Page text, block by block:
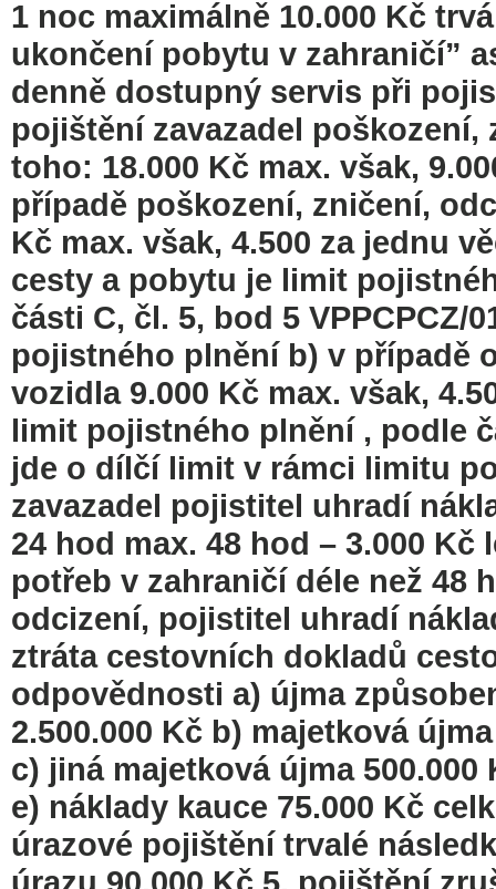
1 noc maximálně 10.000 Kč
ukončení pobytu v zahraničí”
denně dostupný servis při
pojištění zavazadel poškození,
toho: 18.000 Kč max. však,
případě poškození, zničení,
Kč max. však, 4.500 za jednu
cesty a pobytu je limit
části C, čl. 5, bod 5
pojistného plnění b) v případě
vozidla 9.000 Kč max. však,
limit pojistného plnění , podle
jde o dílčí limit v rámci limitu
zavazadel pojistitel uhradí
24 hod max. 48 hod – 3.000
potřeb v zahraničí déle než 48
odcizení, pojistitel uhradí
ztráta cestovních dokladů
odpovědnosti a) újma
2.500.000 Kč b) majetková
c) jiná majetková újma
e) náklady kauce 75.000 Kč
úrazové pojištění trvalé